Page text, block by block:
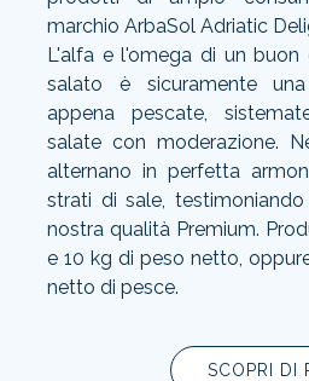
marchio ArbaSol Adriatic
L'alfa e l'omega di un buon
salato è sicuramente
appena pescate,
salate con moderazione.
alternano in perfetta
strati di sale,
nostra qualità Premium.
e 10 kg di peso netto,
netto di pesce.
SCOPRI DI